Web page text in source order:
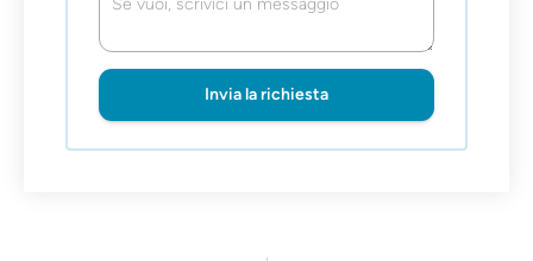
Invia la richiesta